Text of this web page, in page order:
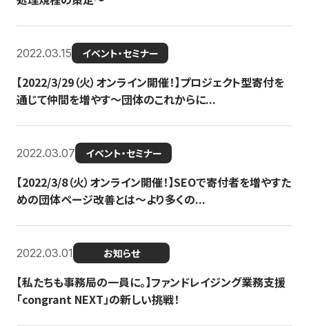
2022.03.15 イベント・セミナー
【2022/3/29（火）オンライン開催！】プロジェクト型寄付を
通じて仲間を増やす～団体のこれからに...
2022.03.07 イベント・セミナー
【2022/3/8（火）オンライン開催！】SEOで寄付者を増やすた
めの団体ページ改善とは～より多くの...
2022.03.01 お知らせ
【私たちも事務局の一員に。】ファンドレイジング業務支援
「congrant NEXT」の新しい挑戦！